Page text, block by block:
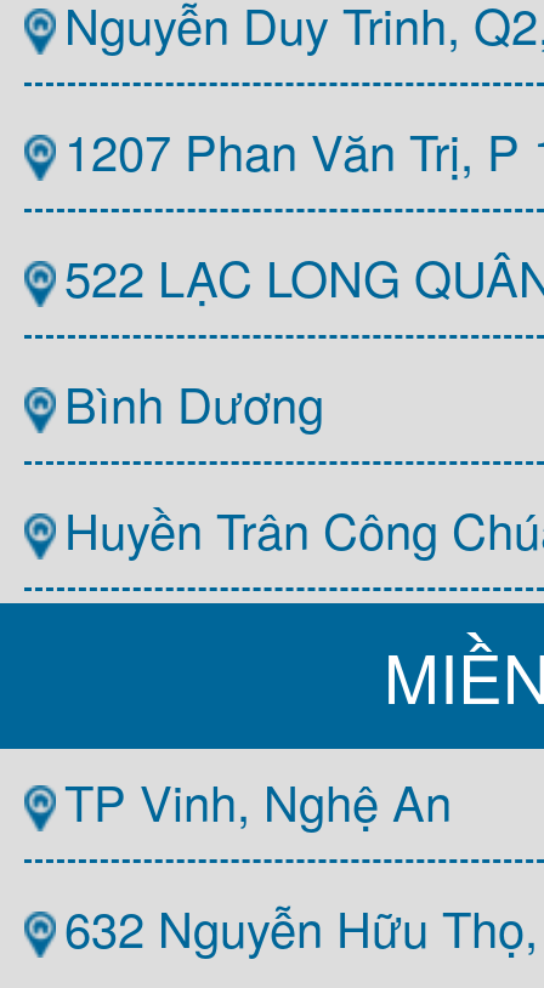
Nguyễn Duy Trinh,
1207 Phan Văn Trị,
522 LẠC LONG
Bình Dương
Huyền Trân Công
TP Vinh, Nghệ An
632 Nguyễn Hữu